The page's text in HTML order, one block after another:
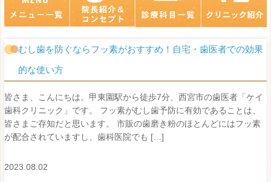
むし歯を防ぐならフッ素がおすすめ！自宅・歯医者での効果
的な使い方
皆さま、こんにちは。甲東園駅から徒歩7分、西宮市の歯医者「ケイ
歯科クリニック」です。 フッ素がむし歯予防に有効であることは、
皆さまご存知だと思います。 市販の歯磨き粉のほとんどにはフッ素
が配合されていますし、歯科医院でも […]
2023.08.02